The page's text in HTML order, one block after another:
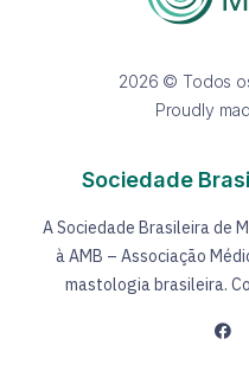
2026 © Todos
Proudly
Sociedade
A Sociedade Brasileira de
à AMB – Associação
mastologia brasileira.